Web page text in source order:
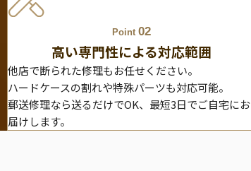
Point02
高い専門性による対応範囲
他店で断られた修理もお任せください。
ハードケースの割れや特殊パーツも対応可能。
郵送修理なら送るだけでOK、最短3日でご自宅にお
届けします。